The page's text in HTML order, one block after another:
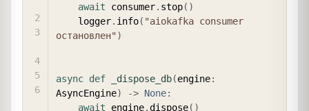
await consumer. stop( )
    logger
. info( "aiokafka consumer
остановлен")
async def _dispose_db(engine:
AsyncEngine) -> None:
await engine.dispose( )